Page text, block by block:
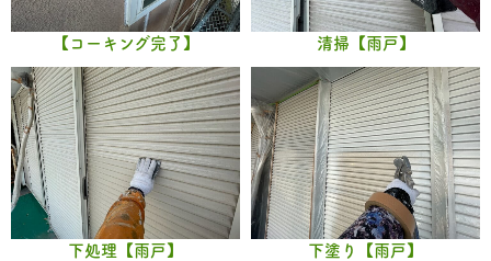
【コーキング完了】 清掃【雨戸】
下処理【雨戸】 下塗り【雨戸】